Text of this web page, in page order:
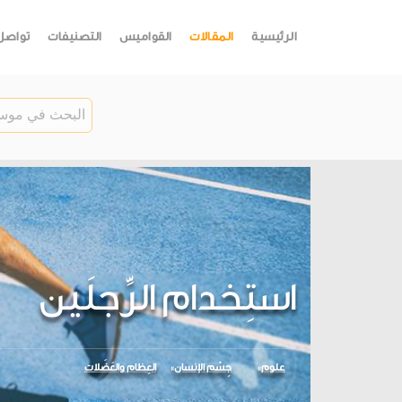
الرئيسية المقالات القواميس التصنيفات
استِخدام الرِّجلَين
علوم جِسْم الإنسان العِظام والعَضَلات